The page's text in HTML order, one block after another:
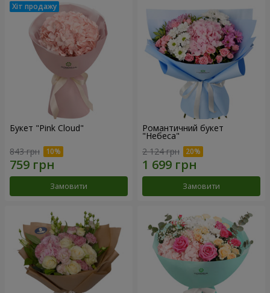
Букет "Pink Cloud"
843 грн
Замовити
Романтичний букет
"Небеса"
2 124 грн
Замовити